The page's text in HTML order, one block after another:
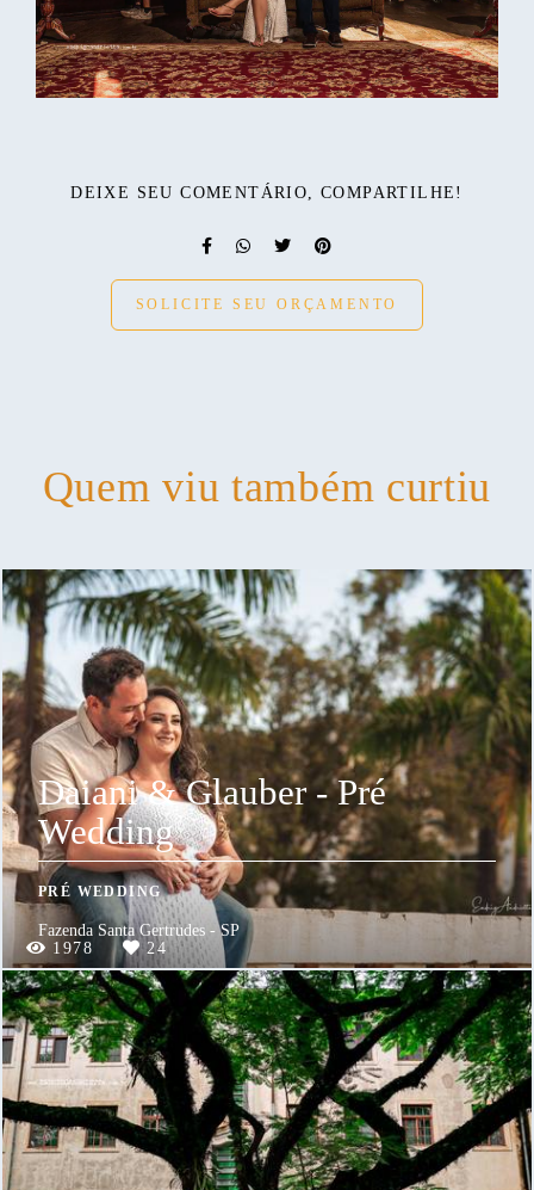
DEIXE SEU COMENTÁRIO, COMPARTILHE!
SOLICITE SEU ORÇAMENTO
Quem viu também curtiu
Daiani & Glauber - Pré
Wedding
PRÉ WEDDING
Fazenda Santa Gertrudes - SP
1978
24